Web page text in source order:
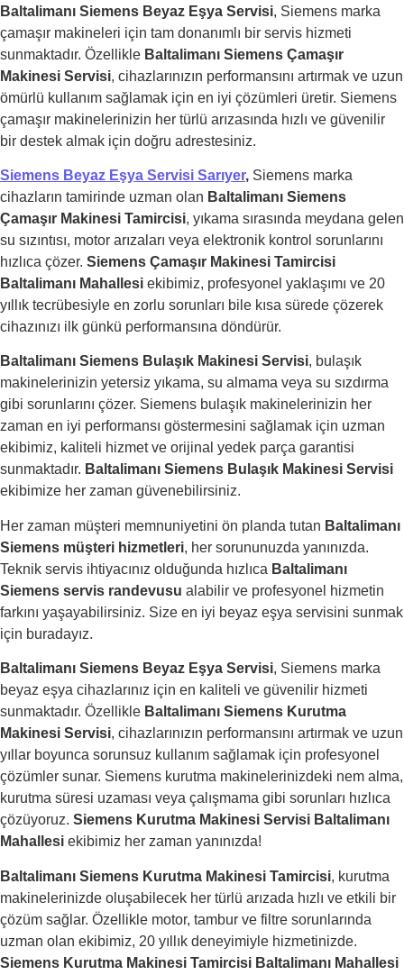
Baltalimanı Siemens Beyaz Eşya Servisi, Siemens marka
çamaşır makineleri için tam donanımlı bir servis hizmeti
sunmaktadır. Özellikle Baltalimanı Siemens Çamaşır
Makinesi Servisi, cihazlarınızın performansını artırmak ve uzun
ömürlü kullanım sağlamak için en iyi çözümleri üretir. Siemens
çamaşır makinelerinizin her türlü arızasında hızlı ve güvenilir
bir destek almak için doğru adrestesiniz.
Siemens Beyaz Eşya Servisi Sarıyer, Siemens marka
cihazların tamirinde uzman olan Baltalimanı Siemens
Çamaşır Makinesi Tamircisi, yıkama sırasında meydana gelen
su sızıntısı, motor arızaları veya elektronik kontrol sorunlarını
hızlıca çözer. Siemens Çamaşır Makinesi Tamircisi
Baltalimanı Mahallesi ekibimiz, profesyonel yaklaşımı ve 20
yıllık tecrübesiyle en zorlu sorunları bile kısa sürede çözerek
cihazınızı ilk günkü performansına döndürür.
Baltalimanı Siemens Bulaşık Makinesi Servisi, bulaşık
makinelerinizin yetersiz yıkama, su almama veya su sızdırma
gibi sorunlarını çözer. Siemens bulaşık makinelerinizin her
zaman en iyi performansı göstermesini sağlamak için uzman
ekibimiz, kaliteli hizmet ve orijinal yedek parça garantisi
sunmaktadır. Baltalimanı Siemens Bulaşık Makinesi Servisi
ekibimize her zaman güvenebilirsiniz.
Her zaman müşteri memnuniyetini ön planda tutan Baltalimanı
Siemens müşteri hizmetleri, her sorununuzda yanınızda.
Teknik servis ihtiyacınız olduğunda hızlıca Baltalimanı
Siemens servis randevusu alabilir ve profesyonel hizmetin
farkını yaşayabilirsiniz. Size en iyi beyaz eşya servisini sunmak
için buradayız.
Baltalimanı Siemens Beyaz Eşya Servisi, Siemens marka
beyaz eşya cihazlarınız için en kaliteli ve güvenilir hizmeti
sunmaktadır. Özellikle Baltalimanı Siemens Kurutma
Makinesi Servisi, cihazlarınızın performansını artırmak ve uzun
yıllar boyunca sorunsuz kullanım sağlamak için profesyonel
çözümler sunar. Siemens kurutma makinelerinizdeki nem alma,
kurutma süresi uzaması veya çalışmama gibi sorunları hızlıca
çözüyoruz. Siemens Kurutma Makinesi Servisi Baltalimanı
Mahallesi ekibimiz her zaman yanınızda!
Baltalimanı Siemens Kurutma Makinesi Tamircisi, kurutma
makinelerinizde oluşabilecek her türlü arızada hızlı ve etkili bir
çözüm sağlar. Özellikle motor, tambur ve filtre sorunlarında
uzman olan ekibimiz, 20 yıllık deneyimiyle hizmetinizde.
Siemens Kurutma Makinesi Tamircisi Baltalimanı Mahallesi